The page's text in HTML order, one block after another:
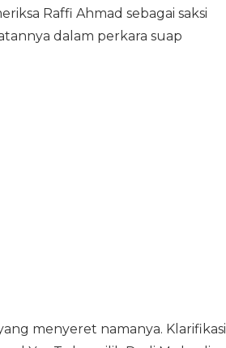
Raffi Ahmad sebagai saksi
dalam perkara suap
menyeret namanya. Klarifikasi